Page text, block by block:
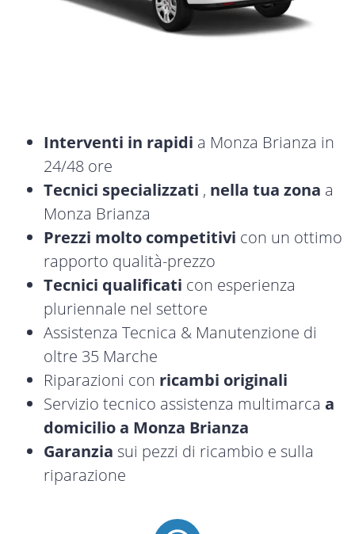
Interventi in rapidi a Monza Brianza in
24/48 ore
Tecnici specializzati , nella tua zona a
Monza Brianza
Prezzi molto competitivi con un ottimo
rapporto qualità-prezzo
Tecnici qualificati con esperienza
pluriennale nel settore
Assistenza Tecnica & Manutenzione di
oltre 35 Marche
Riparazioni con ricambi originali
Servizio tecnico assistenza multimarca a
domicilio a Monza Brianza
Garanzia sui pezzi di ricambio e sulla
riparazione